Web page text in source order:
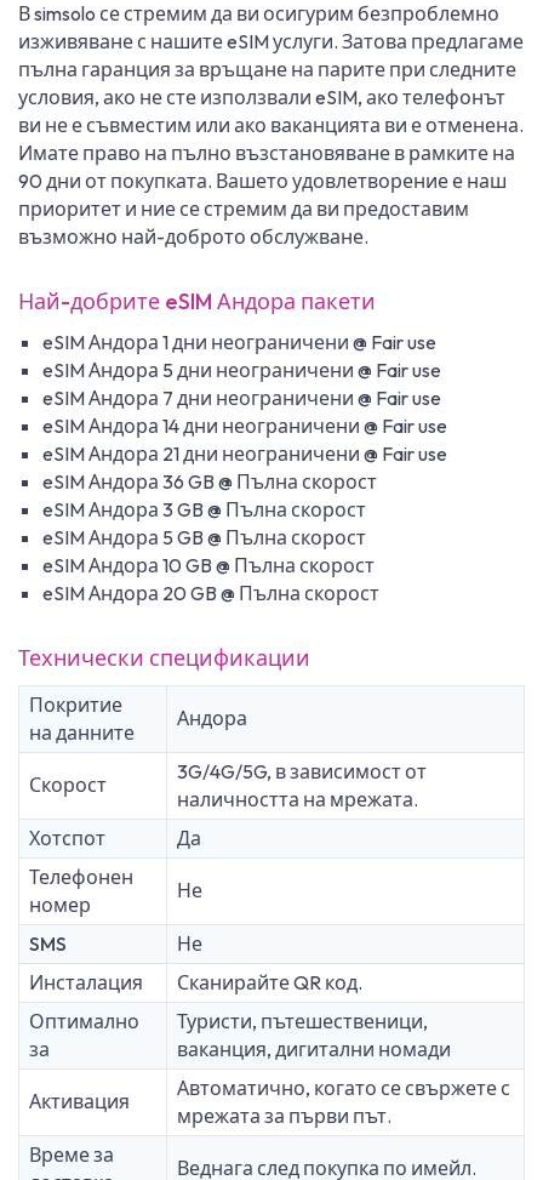
В simsolo се стремим да ви осигурим безпроблемно
изживяване с нашите eSIM услуги. Затова предлагаме
пълна гаранция за връщане на парите при следните
условия, ако не сте използвали eSIM, ако телефонът
ви не е съвместим или ако ваканцията ви е отменена.
Имате право на пълно възстановяване в рамките на
90 дни от покупката. Вашето удовлетворение е наш
приоритет и ние се стремим да ви предоставим
възможно най-доброто обслужване.
Най-добрите eSIM Андора пакети
eSIM Андора 1 дни неограничени @ Fair use
eSIM Андора 5 дни неограничени @ Fair use
eSIM Андора 7 дни неограничени @ Fair use
eSIM Андора 14 дни неограничени @ Fair use
eSIM Андора 21 дни неограничени @ Fair use
eSIM Андора 36 GB @ Пълна скорост
eSIM Андора 3 GB @ Пълна скорост
eSIM Андора 5 GB @ Пълна скорост
eSIM Андора 10 GB @ Пълна скорост
eSIM Андора 20 GB @ Пълна скорост
Технически спецификации
Покритие
на данните
Андора
Скорост
3G/4G/5G, в зависимост от
наличността на мрежата.
Хотспот
Да
Телефонен
номер
Не
SMS
Не
Инсталация
Сканирайте QR код.
Оптимално
за
Туристи, пътешественици,
ваканция, дигитални номади
Активация
Автоматично, когато се свържете с
мрежата за първи път.
Време за
Веднага след покупка по имейл.